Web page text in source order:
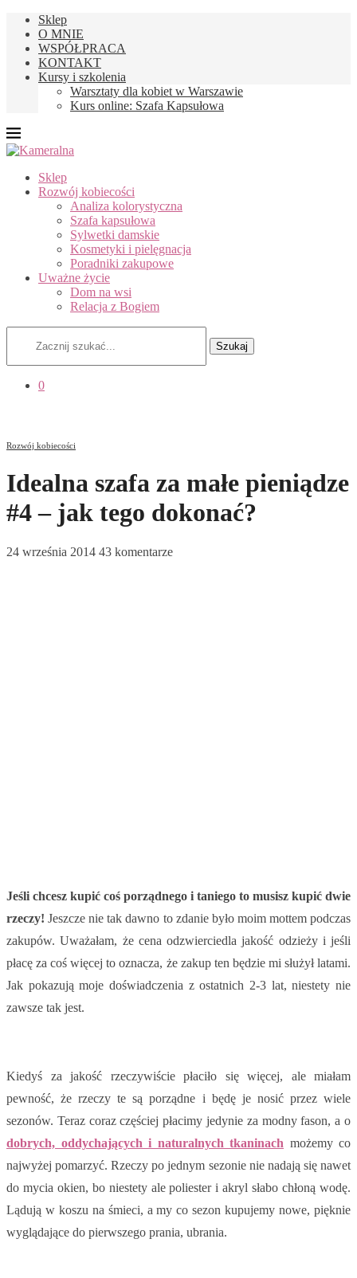
Sklep
O MNIE
WSPÓŁPRACA
KONTAKT
Kursy i szkolenia
Warsztaty dla kobiet w Warszawie
Kurs online: Szafa Kapsułowa
Sklep
Rozwój kobiecości
Analiza kolorystyczna
Szafa kapsułowa
Sylwetki damskie
Kosmetyki i pielęgnacja
Poradniki zakupowe
Uważne życie
Dom na wsi
Relacja z Bogiem
Szukaj
0
Rozwój kobiecości
Idealna szafa za małe pieniądze
#4 – jak tego dokonać?
24 września 2014 43 komentarze
Jeśli chcesz kupić coś porządnego i taniego to musisz kupić dwie
rzeczy! Jeszcze nie tak dawno to zdanie było moim mottem podczas
zakupów. Uważałam, że cena odzwierciedla jakość odzieży i jeśli
płacę za coś więcej to oznacza, że zakup ten będzie mi służył latami.
Jak pokazują moje doświadczenia z ostatnich 2-3 lat, niestety nie
zawsze tak jest.
Kiedyś za jakość rzeczywiście płaciło się więcej, ale miałam
pewność, że rzeczy te są porządne i będę je nosić przez wiele
sezonów. Teraz coraz częściej płacimy jedynie za modny fason, a o
dobrych, oddychających i naturalnych tkaninach możemy co
najwyżej pomarzyć. Rzeczy po jednym sezonie nie nadają się nawet
do mycia okien, bo niestety ale poliester i akryl słabo chłoną wodę.
Lądują w koszu na śmieci, a my co sezon kupujemy nowe, pięknie
wyglądające do pierwszego prania, ubrania.